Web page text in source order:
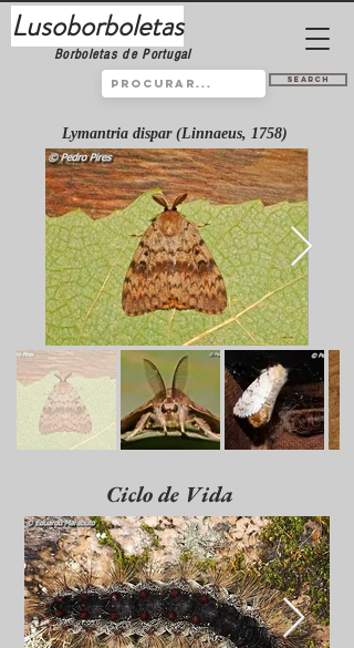
Lusoborboletas
Borboletas de Portugal
Search
Lymantria dispar (Linnaeus, 1758)
Ciclo de Vida